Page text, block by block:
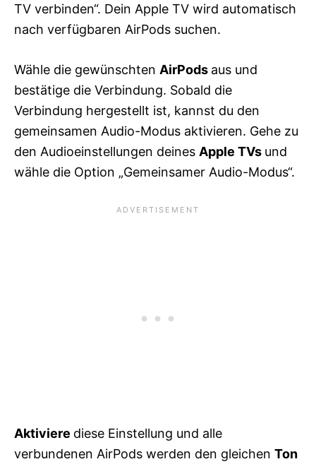
TV verbinden“. Dein Apple TV wird automatisch
nach verfügbaren AirPods suchen.
Wähle die gewünschten AirPods aus und
bestätige die Verbindung. Sobald die
Verbindung hergestellt ist, kannst du den
gemeinsamen Audio-Modus aktivieren. Gehe zu
den Audioeinstellungen deines Apple TVs und
wähle die Option „Gemeinsamer Audio-Modus“.
Aktiviere diese Einstellung und alle
verbundenen AirPods werden den gleichen Ton